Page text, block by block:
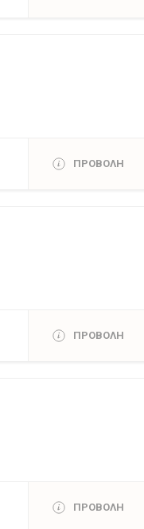
ΠΡΟΒΟΛΗ
ΠΡΟΒΟΛΗ
ΠΡΟΒΟΛΗ